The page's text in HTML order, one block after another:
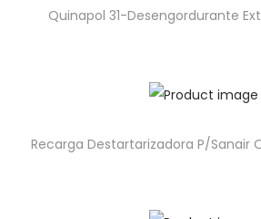
Quinapol 31-Desengordurante
Recarga Destartarizadora P/Sanair